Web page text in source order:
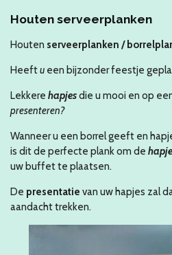
Houten serveerplanken
Houten serveerplanken /
Heeftu een bijzonder feestje
Lekkere hapjesdie u mooi en op
presenteren?
Wanneer u een borrel geeft en
is dit de perfecte plank om de
uw buffet te plaatsen.
De presentatie van uw hapjes zal
aandacht trekken.